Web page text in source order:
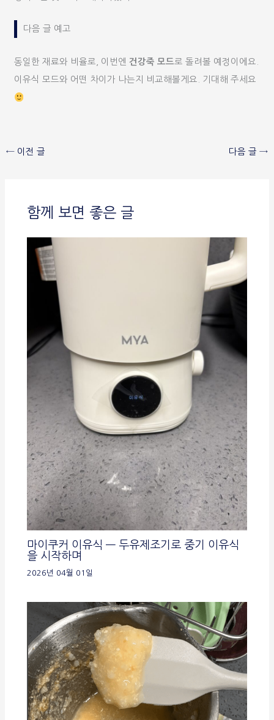
다음 글 예고
동일한 재료와 비율로, 이번엔 건강죽 모드로 돌려볼 예정이에요.
이유식 모드와 어떤 차이가 나는지 비교해볼게요. 기대해 주세요
←이전 글 다음 글→
함께 보면 좋은 글
마이쿠커 이유식 — 두유제조기로 중기 이유식
을 시작하며
2026년 04월 01일